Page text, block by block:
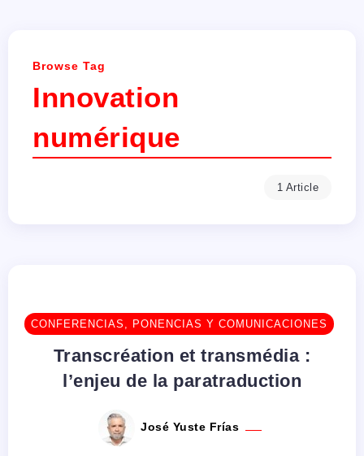
Browse Tag
Innovation
numérique
1 Article
CONFERENCIAS, PONENCIAS Y COMUNICACIONES
Transcréation et transmédia :
l’enjeu de la paratraduction
José Yuste Frías